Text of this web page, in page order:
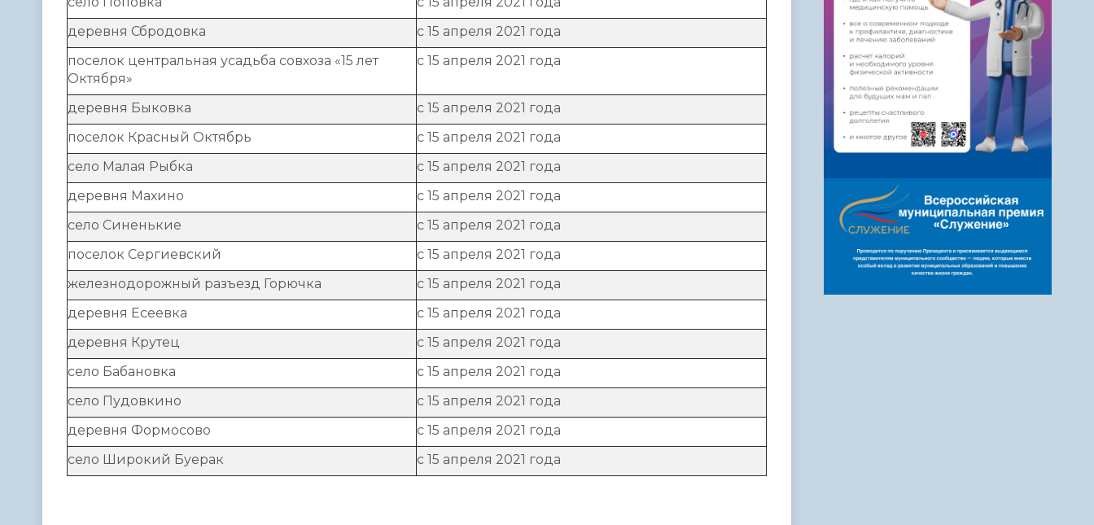
деревня Сбродовка
с 15 апреля 2021 года
поселок центральная усадьба совхоза «15 лет
Октября»
с 15 апреля 2021 года
деревня Быковка
с 15 апреля 2021 года
поселок Красный Октябрь
с 15 апреля 2021 года
село Малая Рыбка
с 15 апреля 2021 года
деревня Махино
с 15 апреля 2021 года
село Синенькие
с 15 апреля 2021 года
поселок Сергиевский
с 15 апреля 2021 года
железнодорожный разъезд Горючка
с 15 апреля 2021 года
деревня Есеевка
с 15 апреля 2021 года
деревня Крутец
с 15 апреля 2021 года
село Бабановка
с 15 апреля 2021 года
село Пудовкино
с 15 апреля 2021 года
деревня Формосово
с 15 апреля 2021 года
село Широкий Буерак
с 15 апреля 2021 года